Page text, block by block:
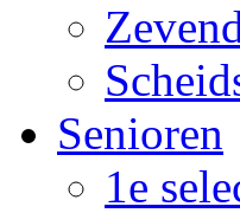
Senioren
1e